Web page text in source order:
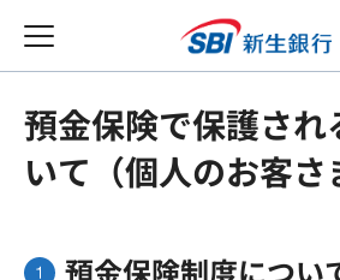
預金保険で保護され
いて（個人のお客さ
預金保険制度につい